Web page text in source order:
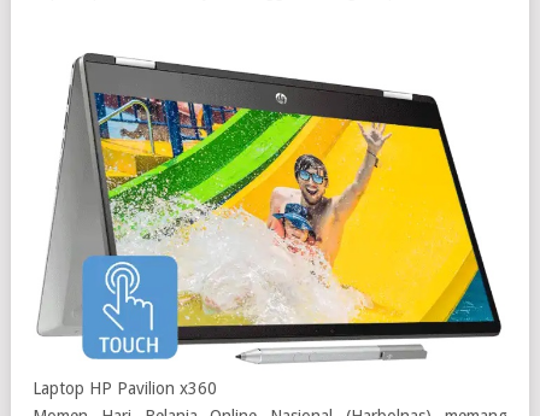
Laptop HP Pavilion x360